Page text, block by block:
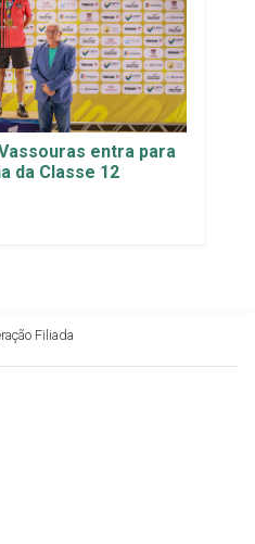
entra para
da Classe 12
Filiada